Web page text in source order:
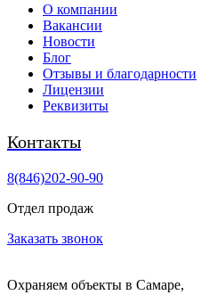
О компании
Вакансии
Новости
Блог
Отзывы и благодарности
Лицензии
Реквизиты
Контакты
8(846)202-90-90
Отдел продаж
Заказать звонок
Охраняем объекты в Самаре,